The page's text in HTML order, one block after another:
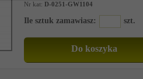
Nr kat: D-0251-GW1104
Ile sztuk zamawiasz: szt.